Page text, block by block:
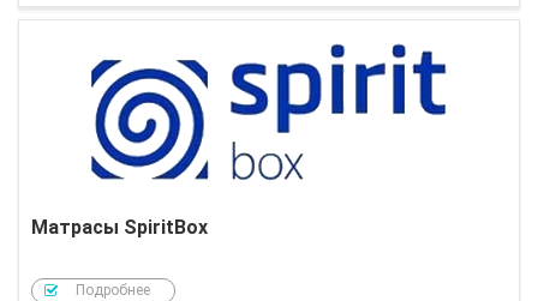
Матрасы SpiritBox
Подробнее